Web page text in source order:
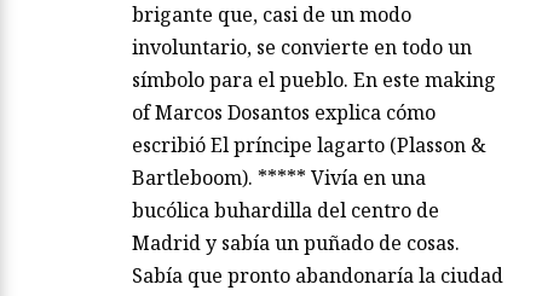
brigante que, casi de un modo
involuntario, se convierte en todo un
símbolo para el pueblo. En este making
of Marcos Dosantos explica cómo
escribió El príncipe lagarto (Plasson &
Bartleboom). ***** Vivía en una
bucólica buhardilla del centro de
Madrid y sabía un puñado de cosas.
Sabía que pronto abandonaría la ciudad